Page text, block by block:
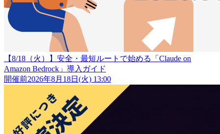
【8/18（火）】安全・最短ルートで始める「Claude on
Amazon Bedrock」導入ガイド
開催前2026年8月18日(火) 13:00